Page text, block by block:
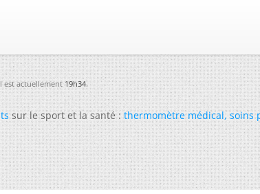
est actuellement19h34.
sur le sport et la santé :thermomètre médical,soins